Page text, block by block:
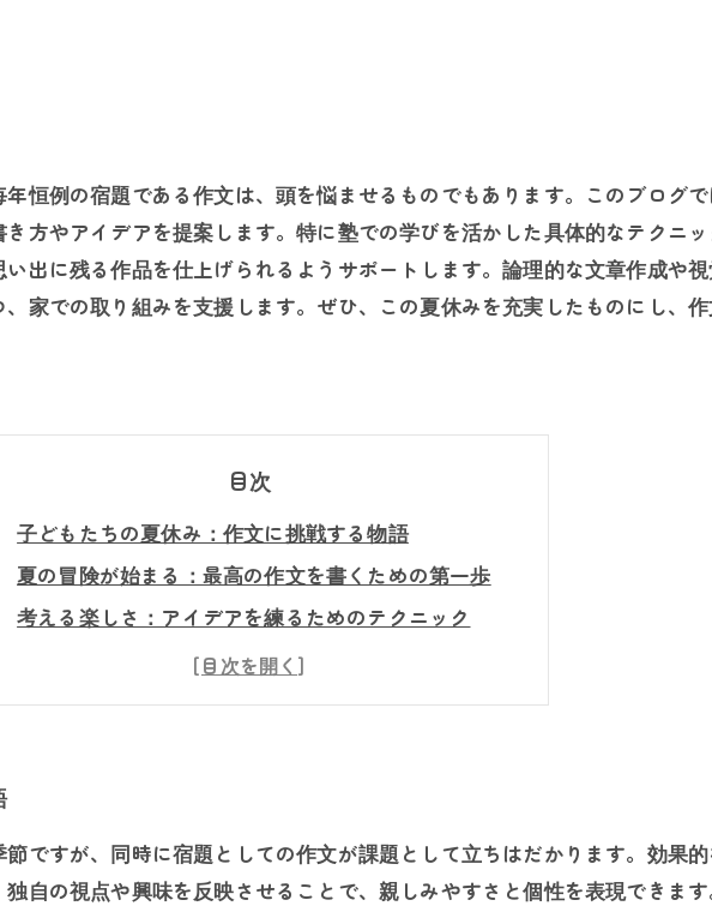
恒例の宿題である作文は、頭を悩ませるものでもあります。このブログ
方やアイデアを提案します。特に塾での学びを活かした具体的なテクニ
出に残る作品を仕上げられるようサポートします。論理的な文章作成や
家での取り組みを支援します。ぜひ、この夏休みを充実したものにし、
目次
子どもたちの夏休み：作文に挑戦する物語
夏の冒険が始まる：最高の作文を書くための第一歩
考える楽しさ：アイデアを練るためのテクニック
構成を学ぼう：文章をまとめるポイントを押さえる
表現力を磨こう：視覚的要素を活かす方法
ですが、同時に宿題としての作文が課題として立ちはだかります。効果的
自の視点や興味を反映させることで、親しみやすさと個性を表現できま